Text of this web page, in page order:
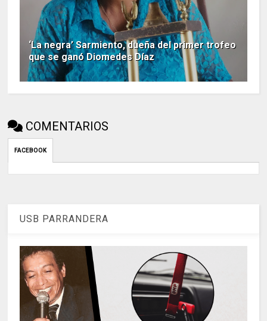
‘La negra’ Sarmiento, dueña del primer trofeo
que se ganó Diomedes Díaz
COMENTARIOS
FACEBOOK
USB PARRANDERA